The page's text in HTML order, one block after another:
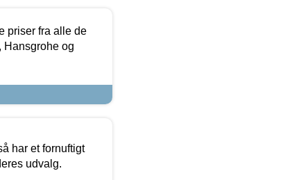
priser fra alle de
Hansgrohe og
har et fornuftigt
udvalg.